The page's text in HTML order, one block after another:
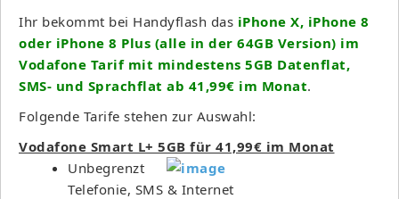
Ihr bekommt bei Handyflash das iPhone X, iPhone 8
oder iPhone 8 Plus (alle in der 64GB Version) im
Vodafone Tarif mit mindestens 5GB Datenflat,
SMS- und Sprachflat ab 41,99€ im Monat.
Folgende Tarife stehen zur Auswahl:
Vodafone Smart L+ 5GB für 41,99€ im Monat
Unbegrenzt
Telefonie, SMS & Internet